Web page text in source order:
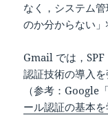
なく，システム
のか分からない
Gmail では，
認証技術の導入を
（参考：Google
ール認証の基本